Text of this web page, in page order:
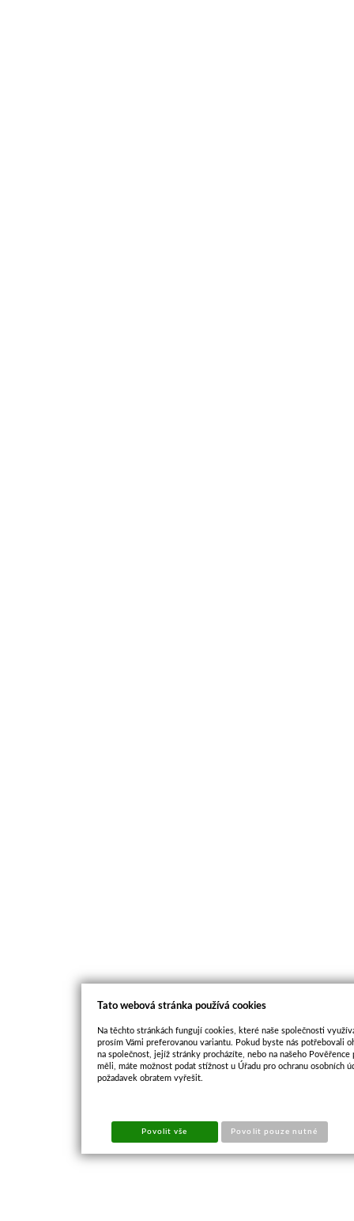
Tato webová stránka používá cookies
Na těchto stránkách fungují cookies, které naše společnosti
prosím Vámi preferovanou variantu. Pokud byste nás potřebovali
na společnost, jejíž stránky procházíte, nebo na našeho
měli, máte možnost podat stížnost u Úřadu pro ochranu osobních
požadavek obratem vyřešit.
Povolit vše Povolit pouze nutné